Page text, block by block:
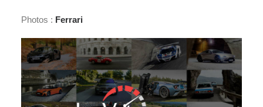
Photos : Ferrari